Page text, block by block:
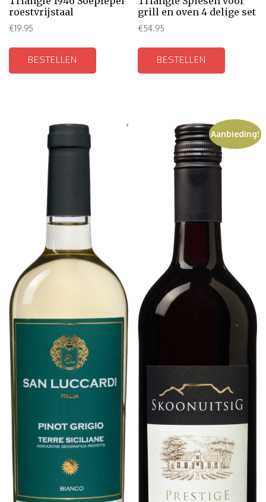
roestvrijstaal
€19.95
BESTELLEN
grill en oven 4 delige set
€54.95
BESTELLEN
Aanbieding!